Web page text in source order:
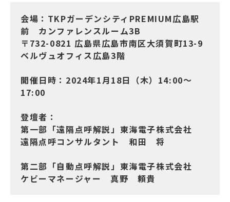
会場：TKPガーデンシティPREMIUM広島駅
前 カンファレンスルーム3B
〒732-0821 広島県広島市南区大須賀町13-9
ベルヴュオフィス広島3階
開催日時：2024年1月18日（木）14:00～
17:00
登壇者：
第一部「遠隔点呼解説」東海電子株式会社
遠隔点呼コンサルタント 和田 将
第二部「自動点呼解説」東海電子株式会社
ケビーマネージャー 真野 頼貴